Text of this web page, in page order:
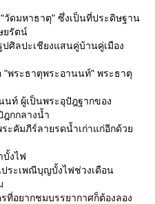
ดมหาธาตุ" ซึ่งเป็นที่ประดิษฐาน
ยรัตน์
ศิลปะเชียงแสนคู่บ้านคู่เมือง
พระธาตุพระอานนท์" พระธาตุ
นท์ ผู้เป็นพระอุปัฎฐากของ
ฎกกลางน้ำ
ะคัมภีร์ลายรดน้ำเก่าแก่อีกด้ว
งไฟ
ระเพณีบุญบั้งไฟช่วงเดือน
อยากชมบรรยากาศก็ต้องลอง